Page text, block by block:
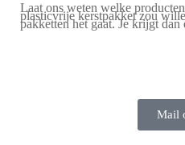
Laat ons weten welke
plasticvrije kerstpakket zou
pakketten het gaat. Je krijgt
Mail